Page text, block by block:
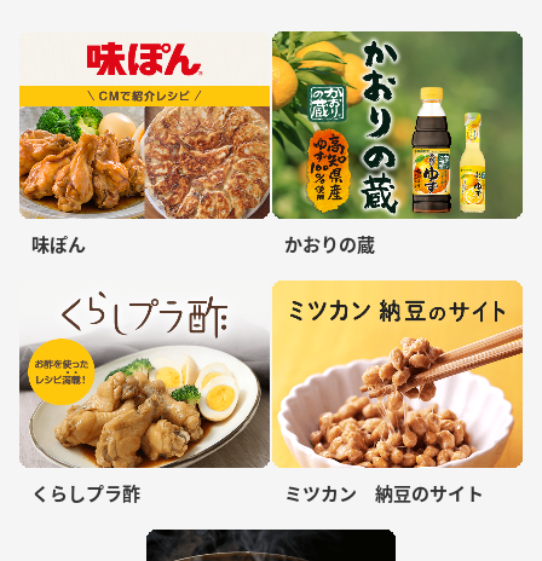
味ぽん かおりの蔵
くらしプラ酢 ミツカン 納豆のサイト